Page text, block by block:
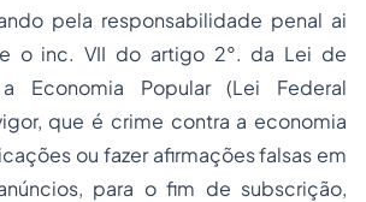
responsabilidade penal ai
o inc. VII do artigo 2°. da Lei de
Economia Popular (Lei Federal
que é crime contra a economia
ou fazer afirmações falsas em
para o fim de subscrição,